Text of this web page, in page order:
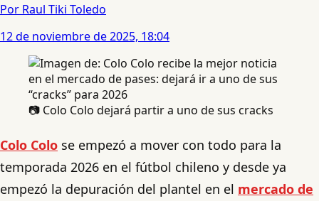
Por Raul Tiki Toledo
12 de noviembre de 2025, 18:04
📷 Colo Colo dejará partir a uno de sus cracks
Colo Colo se empezó a mover con todo para la
temporada 2026 en el fútbol chileno y desde ya
empezó la depuración del plantel en el mercado de